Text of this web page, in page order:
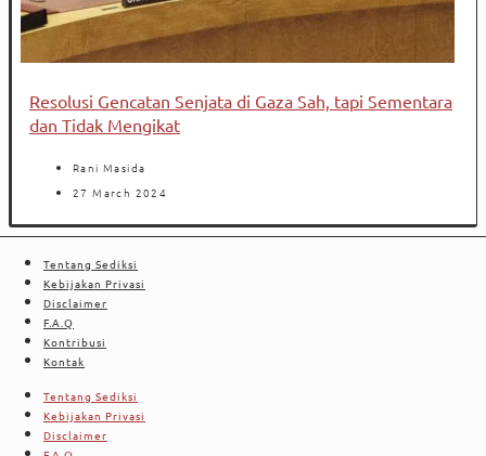
Resolusi Gencatan Senjata di Gaza Sah, tapi Sementara
dan Tidak Mengikat
Rani Masida
27 March 2024
Tentang Sediksi
Kebijakan Privasi
Disclaimer
F.A.Q
Kontribusi
Kontak
Tentang Sediksi
Kebijakan Privasi
Disclaimer